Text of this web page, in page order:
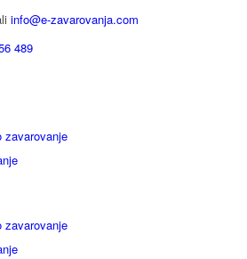
info@e-zavarovanja.com
489
zavarovanje
zavarovanje